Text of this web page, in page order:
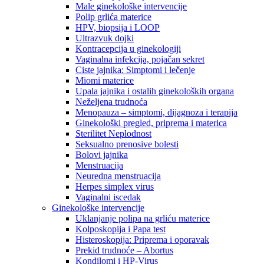
Male ginekološke intervencije
Polip grlića materice
HPV, biopsija i LOOP
Ultrazvuk dojki
Kontracepcija u ginekologiji
Vaginalna infekcija, pojačan sekret
Ciste jajnika: Simptomi i lečenje
Miomi materice
Upala jajnika i ostalih ginekoloških organa
Neželjena trudnoća
Menopauza – simptomi, dijagnoza i terapija
Ginekološki pregled, priprema i materica
Sterilitet Neplodnost
Seksualno prenosive bolesti
Bolovi jajnika
Menstruacija
Neuredna menstruacija
Herpes simplex virus
Vaginalni iscedak
Ginekološke intervencije
Uklanjanje polipa na grliću materice
Kolposkopija i Papa test
Histeroskopija: Priprema i oporavak
Prekid trudnoće – Abortus
Kondilomi i HP-Virus